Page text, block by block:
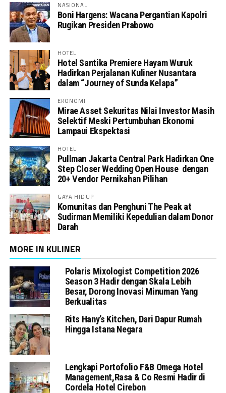
NASIONAL
Boni Hargens: Wacana Pergantian Kapolri
Rugikan Presiden Prabowo
HOTEL
Hotel Santika Premiere Hayam Wuruk
Hadirkan Perjalanan Kuliner Nusantara
dalam “Journey of Sunda Kelapa”
EKONOMI
Mirae Asset Sekuritas Nilai Investor Masih
Selektif Meski Pertumbuhan Ekonomi
Lampaui Ekspektasi
HOTEL
Pullman Jakarta Central Park Hadirkan One
Step Closer Wedding Open House dengan
20+ Vendor Pernikahan Pilihan
GAYA HIDUP
Komunitas dan Penghuni The Peak at
Sudirman Memiliki Kepedulian dalam Donor
Darah
MORE IN KULINER
Polaris Mixologist Competition 2026
Season 3 Hadir dengan Skala Lebih
Besar, Dorong Inovasi Minuman Yang
Berkualitas
Rits Hany’s Kitchen, Dari Dapur Rumah
Hingga Istana Negara
Lengkapi Portofolio F&B Omega Hotel
Management,Rasa & Co Resmi Hadir di
Cordela Hotel Cirebon